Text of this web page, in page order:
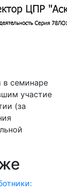
в семинаре
участие
(за